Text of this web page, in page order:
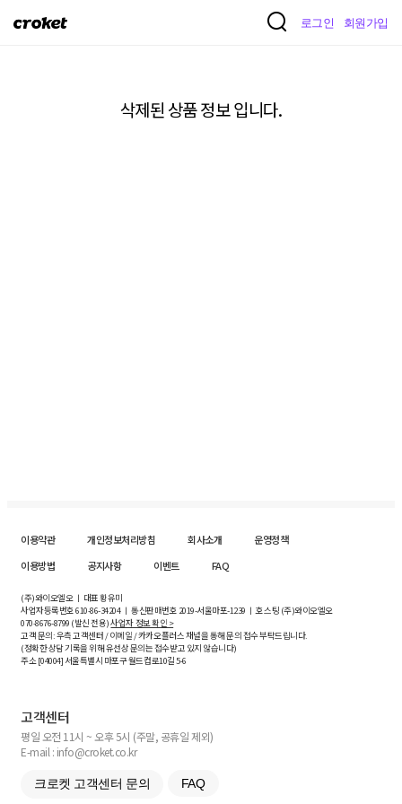
크
로그인 회원가입
삭제된 상품 정보 입니다.
이용약관 개인정보처리방침 회사소개
운영정책
이용방법
공지사항 이벤트 FAQ
(주)와이오엘오 ㅣ 대표 황유미
사업자등록번호610-86-34204ㅣ 통신판매번호 2019-서울마포-1239 ㅣ 호스팅 (주)와이오엘오
070-8676-8799 (발신 전용)사업자 정보 확인 >
고객 문의: 우측 고객센터 / 이메일 / 카카오플러스 채널을 통해 문의 접수 부탁드립니다.
(정확한 상담 기록을 위해 유선상 문의는 접수받고 있지 않습니다)
주소 [04004] 서울특별시 마포구 월드컵로10길5-6
고객센터
평일 오전 11시 ~ 오후 5시 (주말, 공휴일 제외)
E-mail : info@croket.co.kr
크로켓 고객센터 문의 FAQ